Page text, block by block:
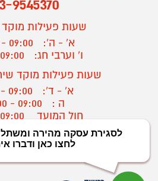
9545370
שעות פעילות מוקד
א' - ה':
09:00 - 18:00
ו' וערבי חג:
09:00 - 13:00
שעות פעילות מוקד
א' - ד':
09:00 - 16:30
ה :
09:00 - 16:00
חול המועד
יצירת קשר/ביטול